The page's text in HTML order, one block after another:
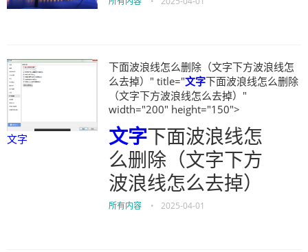
文字
下面波浪线怎么删除（文字下方波浪线怎
么去掉）" title="文字下面波浪线怎么删除
（文字下方波浪线怎么去掉）"
width="200" height="150">
文字下面波浪线怎
么删除（文字下方
波浪线怎么去掉）
所有内容 • 2025-04-01